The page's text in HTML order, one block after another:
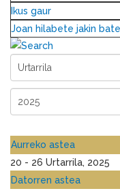
Ikus gaur
Joan hilabete jakin
Aurreko astea
20 - 26 Urtarrila, 2025
Datorren astea